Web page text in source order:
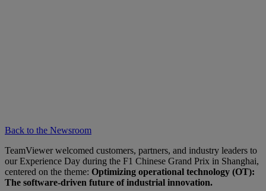
Back to the Newsroom
TeamViewer welcomed customers, partners, and industry leaders to
our Experience Day during the F1 Chinese Grand Prix in Shanghai,
centered on the theme: Optimizing operational technology (OT):
The software-driven future of industrial innovation.